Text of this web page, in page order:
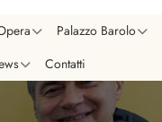
Palazzo Barolo
Contatti